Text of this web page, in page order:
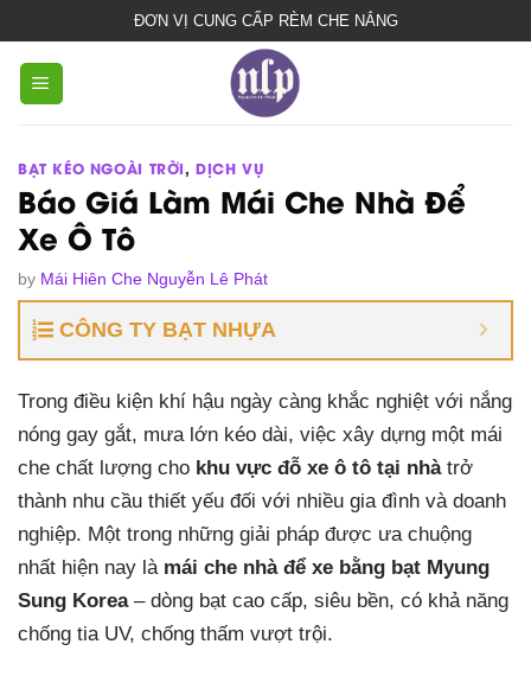
che
nắng
mưa
ĐƠN VỊ CUNG CẤP RÈM CHE NẮNG
BẠT KÉO NGOÀI TRỜI,DỊCH VỤ
Báo Giá Làm Mái Che Nhà Để
Xe Ô Tô
by Mái Hiên Che Nguyễn Lê Phát
CÔNG TY BẠT NHỰA
Trong điều kiện khí hậu ngày càng khắc nghiệt với nắng
nóng gay gắt, mưa lớn kéo dài, việc xây dựng một mái
che chất lượng cho khu vực đỗ xe ô tô tại nhàtrở
thành nhu cầu thiết yếu đối với nhiều gia đình và doanh
nghiệp. Một trong những giải pháp được ưa chuộng
nhất hiện nay là mái che nhà để xe bằng bạt Myung
Sung Korea– dòng bạt cao cấp, siêu bền, có khả năng
chống tia UV, chống thấm vượt trội.